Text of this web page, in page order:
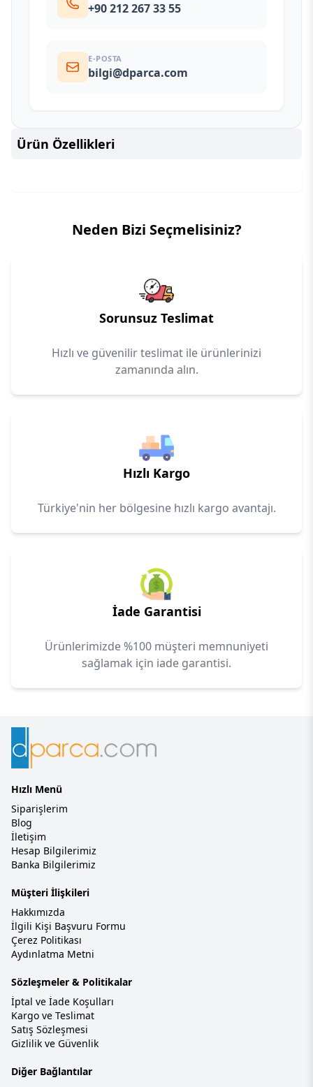
+90 212 267 33 55
E-POSTA
bilgi@dparca.com
Ürün Özellikleri
Neden Bizi Seçmelisiniz?
Sorunsuz Teslimat
Hızlı ve güvenilir teslimat ile ürünlerinizi
zamanında alın.
Hızlı Kargo
Türkiye'nin her bölgesine hızlı kargo avantajı.
İade Garantisi
Ürünlerimizde %100 müşteri memnuniyeti
sağlamak için iade garantisi.
Hızlı Menü
Siparişlerim
Blog
İletişim
Hesap Bilgilerimiz
Banka Bilgilerimiz
Müşteri İlişkileri
Hakkımızda
İlgili Kişi Başvuru Formu
Çerez Politikası
Aydınlatma Metni
Sözleşmeler & Politikalar
İptal ve İade Koşulları
Kargo ve Teslimat
Satış Sözleşmesi
Gizlilik ve Güvenlik
Diğer Bağlantılar